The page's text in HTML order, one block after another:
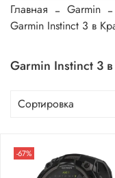
Главная Garmin
Garmin Instinct 3 в
Garmin Instinct 3
-67%